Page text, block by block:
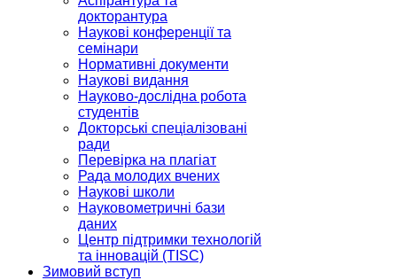
докторантура
Наукові конференції та
семінари
Нормативні документи
Наукові видання
Науково-дослідна робота
студентів
Докторські спеціалізовані
ради
Перевірка на плагіат
Рада молодих вчених
Наукові школи
Науковометричні бази
даних
Центр підтримки технологій
та інновацій (TISC)
Зимовий вступ